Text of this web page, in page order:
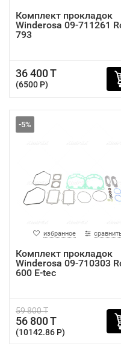
Комплект прокладок
Winderosa 09-711261
793
36 400 T
(6500 P)
-5%
избранное
Комплект прокладок
Winderosa 09-710303
600 E-tec
59 800 T
56 800 T
(10142.86 P)